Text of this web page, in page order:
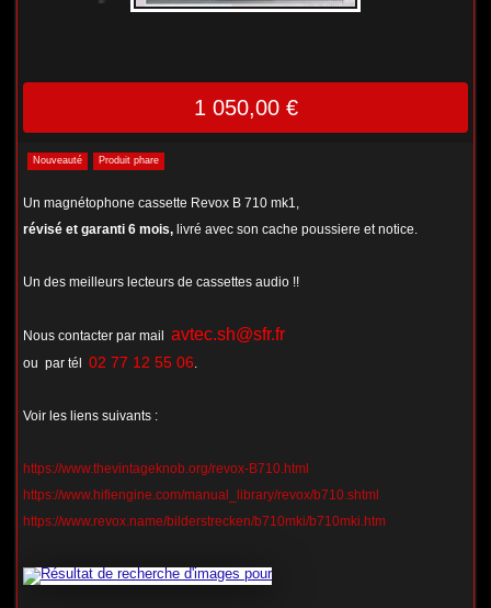
1 050,00 €
Nouveauté Produit phare
Un magnétophone cassette Revox B 710 mk1,
révisé et garanti 6 mois, livré avec son cache poussiere et notice.
Un des meilleurs lecteurs de cassettes audio !!
Nous contacter par mail avtec.sh@sfr.fr
ou par tél 02 77 12 55 06.
Voir les liens suivants :
https://www.thevintageknob.org/revox-B710.html
https://www.hifiengine.com/manual_library/revox/b710.shtml
https://www.revox.name/bilderstrecken/b710mki/b710mki.htm